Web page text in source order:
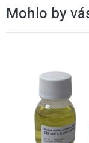
Mohlo by